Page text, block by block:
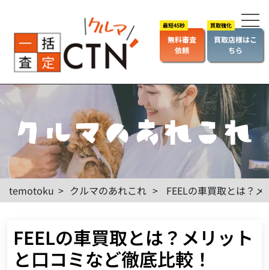
無料審査
依頼
買取店様はこ
ちら
temotoku > クルマのあれこれ > FEELの車買取とは？
FEELの車買取とは？メリット
と口コミなど徹底比較！